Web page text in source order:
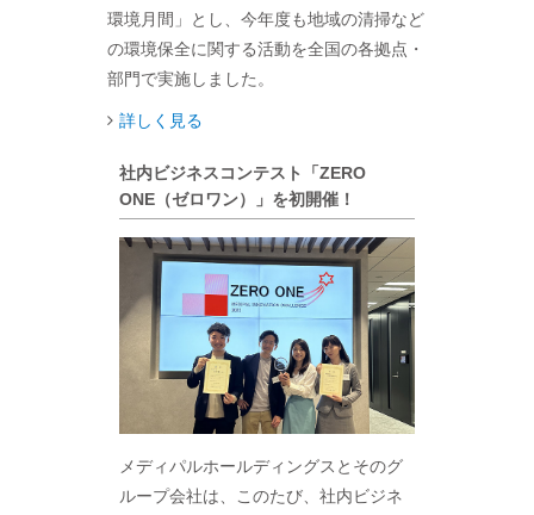
環境月間」とし、今年度も地域の清掃など
の環境保全に関する活動を全国の各拠点・
部門で実施しました。
詳しく見る
社内ビジネスコンテスト「ZERO
ONE（ゼロワン）」を初開催！
メディパルホールディングスとそのグ
ループ会社は、このたび、社内ビジネ